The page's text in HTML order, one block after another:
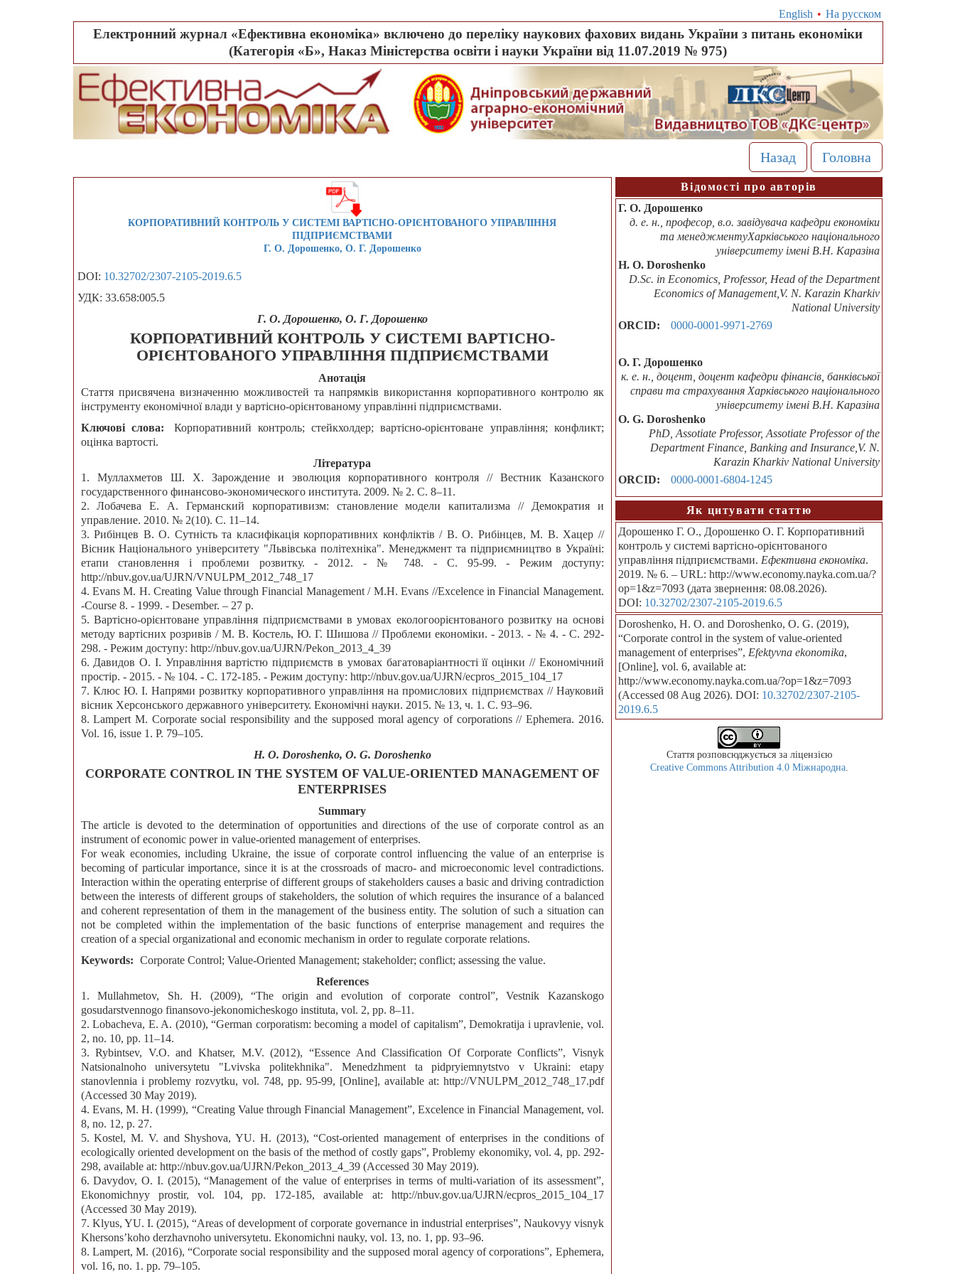
English • На русском
Електронний журнал «Ефективна економіка» включено до переліку наукових фахових видань України з питань економіки
(Категорія «Б», Наказ Міністерства освіти і науки України від 11.07.2019 № 975)
Назад Головна
КОРПОРАТИВНИЙ КОНТРОЛЬ У СИСТЕМІ ВАРТІСНО-ОРІЄНТОВАНОГО УПРАВЛІННЯ
ПІДПРИЄМСТВАМИ
Г. О. Дорошенко, О. Г. Дорошенко
DOI: 10.32702/2307-2105-2019.6.5
УДК: 33.658:005.5
Г. О. Дорошенко, О. Г. Дорошенко
КОРПОРАТИВНИЙ КОНТРОЛЬ У СИСТЕМІ ВАРТІСНО-
ОРІЄНТОВАНОГО УПРАВЛІННЯ ПІДПРИЄМСТВАМИ
Анотація
Стаття присвячена визначенню можливостей та напрямків використання корпоративного контролю як
інструменту економічної влади у вартісно-орієнтованому управлінні підприємствами.
Ключові слова:
Корпоративний контроль; стейкхолдер; вартісно-орієнтоване управління; конфликт;
оцінка вартості.
Література
1. Муллахметов Ш. Х. Зарождение и эволюция корпоративного контроля // Вестник Казанского
государственного финансово-экономического института. 2009. № 2. С. 8–11.
2. Лобачева Е. А. Германский корпоративизм: становление модели капитализма // Демократия и
управление. 2010. № 2(10). С. 11–14.
3. Рибінцев В. О. Сутність та класифікація корпоративних конфліктів / В. О. Рибінцев, М. В. Хацер //
Вісник Національного університету "Львівська політехніка". Менеджмент та підприємництво в Україні:
етапи становлення і проблеми розвитку. - 2012. - № 748. - С. 95-99. - Режим доступу:
http://nbuv.gov.ua/UJRN/VNULPM_2012_748_17
4. Evans M. H. Creating Value through Financial Management / M.H. Evans //Excelence in Financial Management.
-Course 8. - 1999. - Desember. – 27 p.
5. Вартісно-орієнтоване управління підприємствами в умовах екологоорієнтованого розвитку на основі
методу вартісних розривів / М. В. Костель, Ю. Г. Шишова // Проблеми економіки. - 2013. - № 4. - С. 292-
298. - Режим доступу: http://nbuv.gov.ua/UJRN/Pekon_2013_4_39
6. Давидов О. І. Управління вартістю підприємств в умовах багатоваріантності її оцінки // Економічний
простір. - 2015. - № 104. - С. 172-185. - Режим доступу: http://nbuv.gov.ua/UJRN/ecpros_2015_104_17
7. Клюс Ю. І. Напрями розвитку корпоративного управління на промислових підприємствах // Науковий
вісник Херсонського державного університету. Економічні науки. 2015. № 13, ч. 1. С. 93–96.
8. Lampert M. Corporate social responsibility and the supposed moral agency of corporations // Ephemera. 2016.
Vol. 16, issue 1. P. 79–105.
H. O. Doroshenko, O. G. Doroshenko
CORPORATE CONTROL IN THE SYSTEM OF VALUE-ORIENTED MANAGEMENT OF
ENTERPRISES
Summary
The article is devoted to the determination of opportunities and directions of the use of corporate control as an
instrument of economic power in value-oriented management of enterprises.
For weak economies, including Ukraine, the issue of corporate control influencing the value of an enterprise is
becoming of particular importance, since it is at the crossroads of macro- and microeconomic level contradictions.
Interaction within the operating enterprise of different groups of stakeholders causes a basic and driving contradiction
between the interests of different groups of stakeholders, the solution of which requires the insurance of a balanced
and coherent representation of them in the management of the business entity. The solution of such a situation can
not be completed within the implementation of the basic functions of enterprise management and requires the
creation of a special organizational and economic mechanism in order to regulate corporate relations.
Keywords: Corporate Control; Value-Oriented Management; stakeholder; conflict; assessing the value.
References
1. Mullahmetov, Sh. H. (2009), “The origin and evolution of corporate control”, Vestnik Kazanskogo
gosudarstvennogo finansovo-jekonomicheskogo instituta, vol. 2, pp. 8–11.
2. Lobacheva, E. A. (2010), “German corporatism: becoming a model of capitalism”, Demokratija i upravlenie, vol.
2, no. 10, рр. 11–14.
3. Rybintsev, V.O. and Khatser, M.V. (2012), “Essence And Classification Of Corporate Conflicts”, Visnyk
Natsionalnoho universytetu "Lvivska politekhnika". Menedzhment ta pidpryiemnytstvo v Ukraini: etapy
stanovlennia i problemy rozvytku, vol. 748, pp. 95-99, [Online], available at: http://VNULPM_2012_748_17.pdf
(Accessed 30 May 2019).
4. Evans, M. H. (1999), “Creating Value through Financial Management”, Excelence in Financial Management, vol.
8, no. 12, p. 27.
5. Kostel, M. V. and Shyshova, YU. H. (2013), “Cost-oriented management of enterprises in the conditions of
ecologically oriented development on the basis of the method of costly gaps”, Problemy ekonomiky, vol. 4, рр. 292-
298, available at: http://nbuv.gov.ua/UJRN/Pekon_2013_4_39 (Accessed 30 May 2019).
6. Davydov, O. I. (2015), “Management of the value of enterprises in terms of multi-variation of its assessment”,
Ekonomichnyy prostir, vol. 104, рр. 172-185, available at: http://nbuv.gov.ua/UJRN/ecpros_2015_104_17
(Accessed 30 May 2019).
7. Klyus, YU. I. (2015), “Areas of development of corporate governance in industrial enterprises”, Naukovyy visnyk
Khersons’koho derzhavnoho universytetu. Ekonomichni nauky, vol. 13, no. 1, рр. 93–96.
8. Lampert, M. (2016), “Corporate social responsibility and the supposed moral agency of corporations”, Ephemera,
vol. 16, no. 1. рр. 79–105.
Відомості про авторів
Г. О. Дорошенко
д. е. н., професор, в.о. завідувача кафедри економіки
та менеджментуХарківського національного
університету імені В.Н. Каразіна
H. O. Doroshenko
D.Sc. in Economics, Professor, Head of the Department
Economics of Management,V. N. Karazin Kharkiv
National University
ORCID:
0000-0001-9971-2769
О. Г. Дорошенко
к. е. н., доцент, доцент кафедри фінансів, банківської
справи та страхування Харківського національного
університету імені В.Н. Каразіна
O. G. Doroshenko
PhD, Assotiate Professor, Assotiate Professor of the
Department Finance, Banking and Insurance,V. N.
Karazin Kharkiv National University
ORCID:
0000-0001-6804-1245
Як цитувати статтю
Дорошенко Г. О., Дорошенко О. Г. Корпоративний
контроль у системі вартісно-орієнтованого
управління підприємствами. Ефективна економіка.
2019. № 6. – URL: http://www.economy.nayka.com.ua/?
op=1&z=7093 (дата звернення: 08.08.2026).
DOI: 10.32702/2307-2105-2019.6.5
Doroshenko, H. O. and Doroshenko, O. G. (2019),
“Corporate control in the system of value-oriented
management of enterprises”, Efektyvna ekonomika,
[Online], vol. 6, available at:
http://www.economy.nayka.com.ua/?op=1&z=7093
(Accessed 08 Aug 2026). DOI: 10.32702/2307-2105-
2019.6.5
Стаття розповсюджується за ліцензією
Creative Commons Attribution 4.0 Міжнародна.